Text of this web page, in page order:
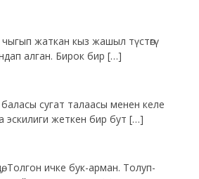
жаткан кыз жашыл түстөгү
алган. Бирок бир […]
сугат талаасы менен келе
жеткен бир бут […]
Толгон ичке бук-арман. Толуп-